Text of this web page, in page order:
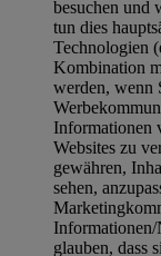
besuchen und
tun dies
Technologien
Kombination
werden, wenn
Informationen
Websites zu
gewähren,
sehen,
Informationen/
glauben, dass